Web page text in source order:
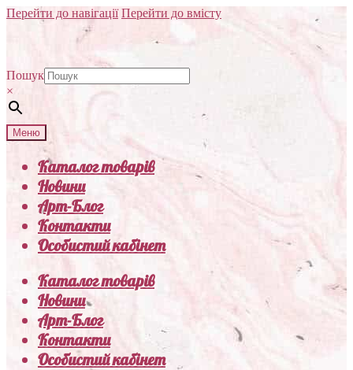
Перейти до навігації Перейти до вмісту
Пошук
×
Меню
Каталог товарів
Новини
Арт-Блог
Контакти
Особистий кабінет
Каталог товарів
Новини
Арт-Блог
Контакти
Особистий кабінет